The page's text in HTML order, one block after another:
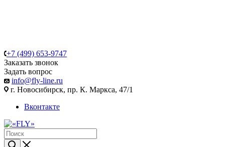
+7 (499) 653-9747
Заказать звонок
Задать вопрос
info@fly-line.ru
г. Новосибирск, пр. К. Маркса, 47/1
Вконтакте